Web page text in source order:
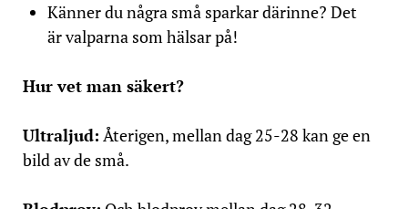
Känner du några små sparkar därinne? Det
är valparna som hälsar på!
Hur vet man säkert?
Ultraljud: Återigen, mellan dag 25-28 kan ge en
bild av de små.